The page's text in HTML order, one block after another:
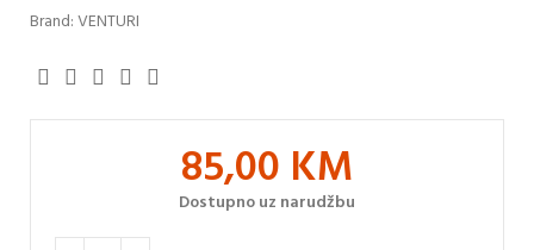
Brand:VENTURI
85,00 KM
Dostupno uz narudžbu